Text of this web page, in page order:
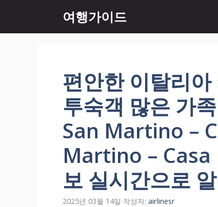
츠
여행가이드
편안한 이탈리
투숙객 많은 가
San Martino –
Martino – Casa
보 실시간으로
2025년 03월 14일 작성자: airlinesr